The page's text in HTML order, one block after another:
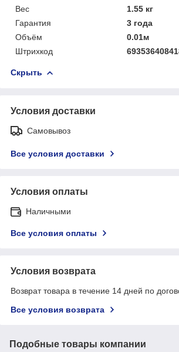
Вес
1.55 кг
Гарантия
3 года
Объём
0.01м
Штрихкод
Скрыть
Условия доставки
Самовывоз
Все условия доставки
Условия оплаты
Наличными
Все условия оплаты
Условия возврата
Возврат товара в течение 14 дней по
Все условия возврата
Подобные товары компании